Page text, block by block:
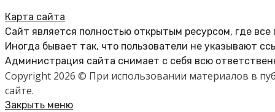
Карта сайта
Сайт является полностью открытым ресурсом, где
Иногда бывает так, что пользователи не указывают
Администрация сайта снимает с себя всю
Copyright 2026 © При использовании материалов в
сайте.
Закрыть меню